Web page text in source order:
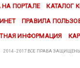
ПОРТАЛЕ КАТАЛОГ
ПРАВИЛА
ИНФОРМАЦИЯ
2014 - 2017 ВСЕ ПРАВА ЗАЩИЩЕНЫ